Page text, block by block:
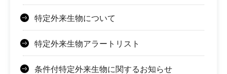
特定外来生物について
特定外来生物アラートリスト
条件付特定外来生物に関するお知らせ